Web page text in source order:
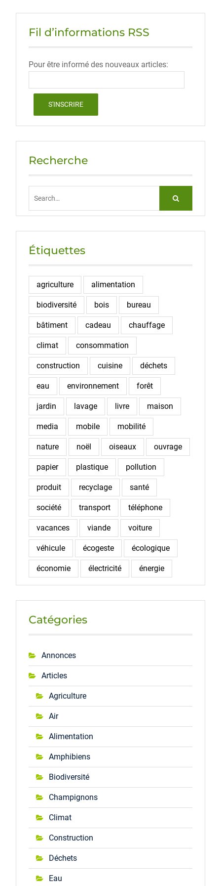
Fil d’informations RSS
Pour être informé des nouveaux articles:
Recherche
Étiquettes
agriculture alimentation
biodiversité bois bureau
bâtiment cadeau chauffage
climat consommation
construction cuisine déchets
eau environnement forêt
jardin lavage livre maison
media mobile mobilité
nature noël oiseaux ouvrage
papier plastique pollution
produit recyclage santé
société transport téléphone
vacances viande voiture
véhicule écogeste écologique
économie électricité énergie
Catégories
Annonces
Articles
Agriculture
Air
Alimentation
Amphibiens
Biodiversité
Champignons
Climat
Construction
Déchets
Eau